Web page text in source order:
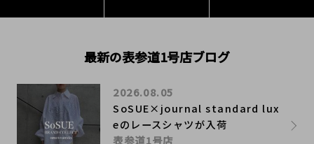
最新の表参道1号店ブログ
SoSUE×journal standard lux
eのレースシャツが入荷
2026.08.05
表参道1号店